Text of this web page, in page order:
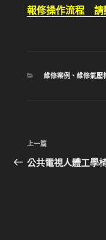
報修操作流程 請
分
維修案例、 維修氣壓
文
章
上
一
上一篇
公共電視人體工學